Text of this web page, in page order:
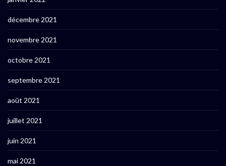
décembre 2021
novembre 2021
octobre 2021
septembre 2021
août 2021
juillet 2021
juin 2021
mai 2021